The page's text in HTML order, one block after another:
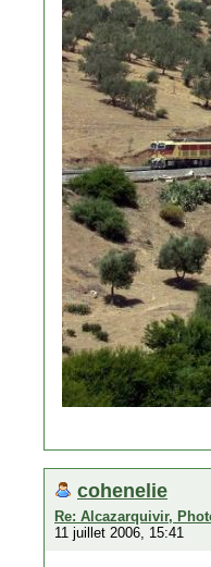
cohenelie
Re: Alcazarquivir,
11 juillet 2006, 15:41